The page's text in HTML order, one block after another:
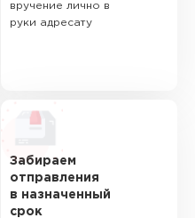
вручение лично в
руки адресату
Забираем
отправления
в назначенный
срок